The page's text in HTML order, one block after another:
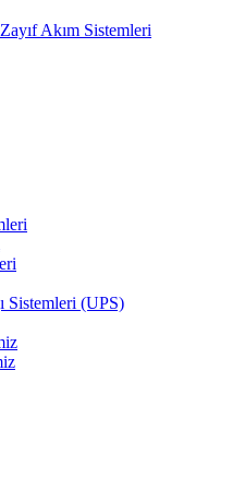
Sistemleri (UPS)